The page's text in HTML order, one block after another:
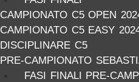
CAMPIONATO C5 OPEN
CAMPIONATO C5 EASY
DISCIPLINARE C5
PRE-CAMPIONATO
FASI FINALI PRE-